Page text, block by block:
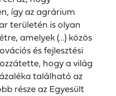
így az agrárium
területén is olyan
amelyek (...) közös
és fejlesztési
hogy a világ
található az
része az Egyesült